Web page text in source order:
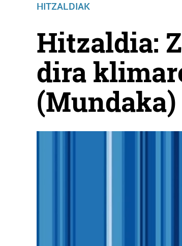
HITZALDIAK
Hitzaldia:
dira
(Mundaka)